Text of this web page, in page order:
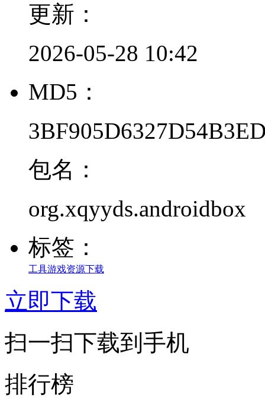
更新：
2026-05-28 10:42
MD5：
包名：
org.xqyyds.androidbox
标签：
工具游戏资源下载
立即下载
扫一扫下载到手机
排行榜